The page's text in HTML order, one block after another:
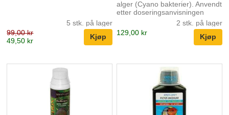
5 stk. på lager
99,00 kr
49,50 kr
alger (Cyano bakterier). Anvendt
etter doseringsanvisningen
fjerner algin extra grundig og
vedvarende alle blågrønn alger
samt sporene slik at et nytt
angrep forhindres pålitelig.
alltid ta et vannskifte med 1/3 av
akvarievannet. Aktivt Karbon
fjernes og UV-lamper slåes av.
Dosering: Tilsett 1 x ukentlig
12,5ml pr. 100L akvarievann i 4
uker Anbefaling: Ved mege...
2 stk. på lager
129,00 kr